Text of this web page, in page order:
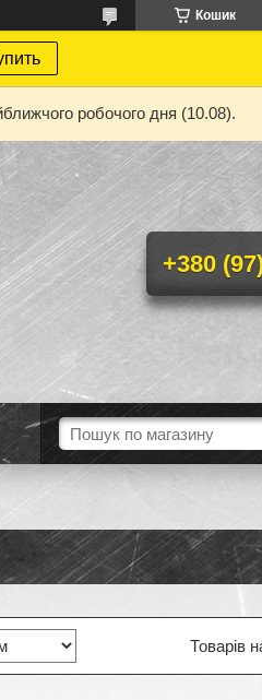
Кошик
робочого дня (10.08).
+380